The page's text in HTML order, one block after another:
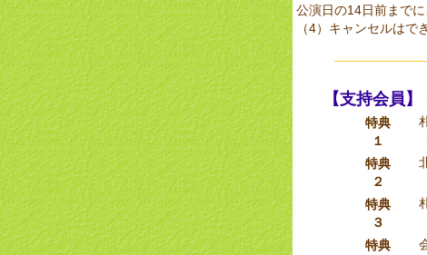
公演
（4）キャンセ
【支持会員】
特典
１
特典
２
特典
３
特典